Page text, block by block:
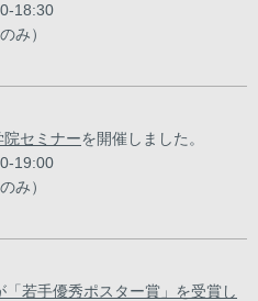
18:30
み）
セミナーを開催しました。
19:00
み）
若手優秀ポスター賞」を受賞し